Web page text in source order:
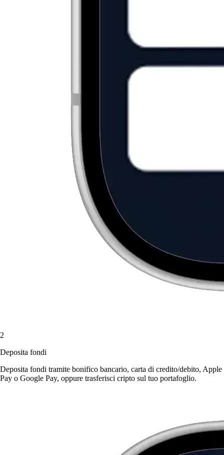
2
Deposita fondi
Deposita fondi tramite bonifico bancario, carta di credito/debito, Apple
Pay o Google Pay, oppure trasferisci cripto sul tuo portafoglio.